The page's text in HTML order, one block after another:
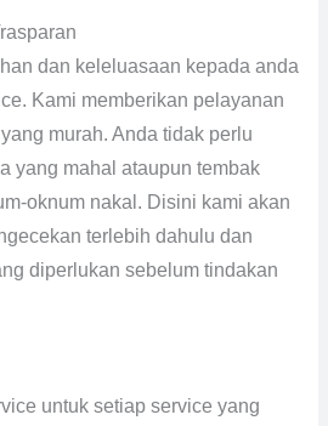
dan keleluasaan kepada anda
Kami memberikan pelayanan
murah. Anda tidak perlu
yang mahal ataupun tembak
oknum nakal. Disini kami akan
terlebih dahulu dan
diperlukan sebelum tindakan
untuk setiap service yang